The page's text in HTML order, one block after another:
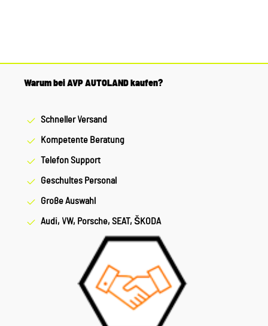
Warum bei AVP AUTOLAND kaufen?
Schneller Versand
Kompetente Beratung
Telefon Support
Geschultes Personal
Große Auswahl
Audi, VW, Porsche, SEAT, ŠKODA